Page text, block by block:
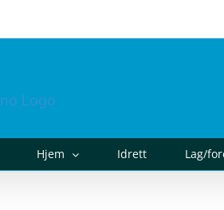
Hjem Idrett Lag/